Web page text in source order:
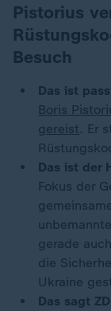
Pistorius
Besuch
Das ist
Boris
gereist. Er
Das ist der
Fokus der
gerade
die
Ukraine
Das sagt